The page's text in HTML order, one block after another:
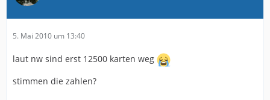
5. Mai 2010 um 13:40
laut nw sind erst 12500 karten weg
stimmen die zahlen?